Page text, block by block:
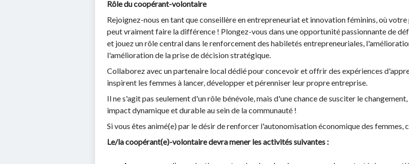
Rôle du coopérant-volontaire
Rejoignez-nous en tant que conseillère en entrepreneuriat et innovation féminins, où
peut vraiment faire la différence ! Plongez-vous dans une opportunité passionnante de
et jouez un rôle central dans le renforcement des habiletés entrepreneuriales,
l'amélioration de la prise de décision stratégique.
Collaborez avec un partenaire local dédié pour concevoir et offrir des expériences
inspirent les femmes à lancer, développer et pérenniser leur propre entreprise.
Il ne s'agit pas seulement d'un rôle bénévole, mais d'une chance de susciter le
impact dynamique et durable au sein de la communauté !
Si vous êtes animé(e) par le désir de renforcer l'autonomisation économique des femmes,
Le/la coopérant(e)-volontaire devra mener les activités suivantes :